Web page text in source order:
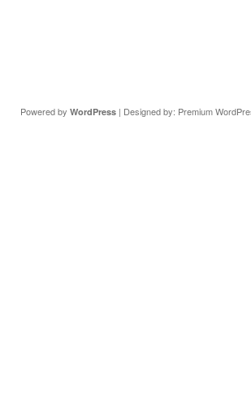
Powered by WordPress| Designed by: Premium